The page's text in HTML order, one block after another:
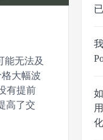
能无法及
大幅波
有提前
高了交